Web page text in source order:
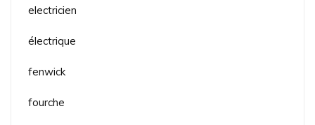
electricien
électrique
fenwick
fourche